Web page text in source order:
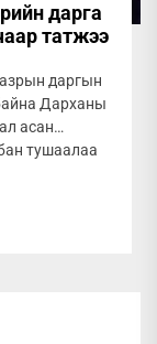
дарга
татжээ
даргын
Дарханы
асан
тушаалаа